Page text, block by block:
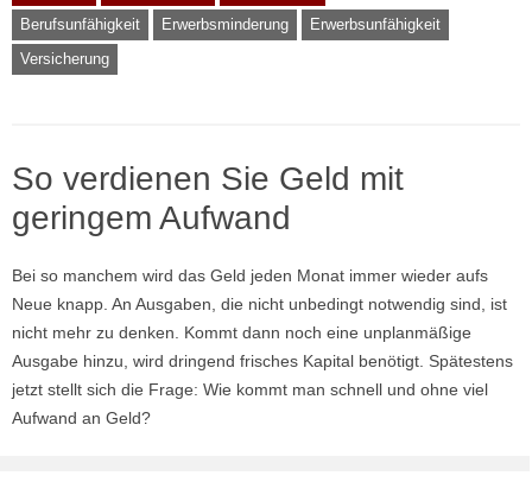
Berufsunfähigkeit
Erwerbsminderung
Erwerbsunfähigkeit
Versicherung
So verdienen Sie Geld mit
geringem Aufwand
Bei so manchem wird das Geld jeden Monat immer wieder aufs
Neue knapp. An Ausgaben, die nicht unbedingt notwendig sind, ist
nicht mehr zu denken. Kommt dann noch eine unplanmäßige
Ausgabe hinzu, wird dringend frisches Kapital benötigt. Spätestens
jetzt stellt sich die Frage: Wie kommt man schnell und ohne viel
Aufwand an Geld?